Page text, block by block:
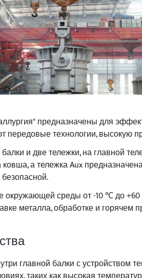
предназначены для
технологии, высокую
и две тележки, на главной
а тележка Aux
окружающей среды от -10 ℃ до
металла, обработке и горячем
главной балки с устройством